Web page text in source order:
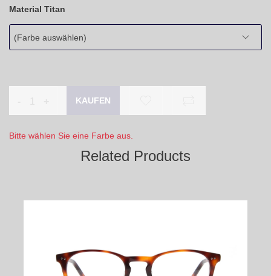
Material Titan
(Farbe auswählen)
Bitte wählen Sie eine Farbe aus.
Related Products